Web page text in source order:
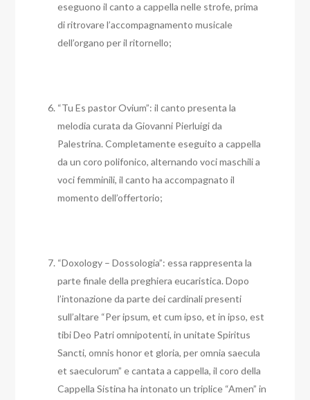
eseguono il canto a cappella nelle strofe, prima
di ritrovare l’accompagnamento musicale
dell’organo per il ritornello;
“Tu Es pastor Ovium”: il canto presenta la
melodia curata da Giovanni Pierluigi da
Palestrina. Completamente eseguito a cappella
da un coro polifonico, alternando voci maschili a
voci femminili, il canto ha accompagnato il
momento dell’offertorio;
“Doxology – Dossologia”: essa rappresenta la
parte finale della preghiera eucaristica. Dopo
l’intonazione da parte dei cardinali presenti
sull’altare “Per ipsum, et cum ipso, et in ipso, est
tibi Deo Patri omnipotenti, in unitate Spiritus
Sancti, omnis honor et gloria, per omnia saecula
et saeculorum” e cantata a cappella, il coro della
Cappella Sistina ha intonato un triplice “Amen” in